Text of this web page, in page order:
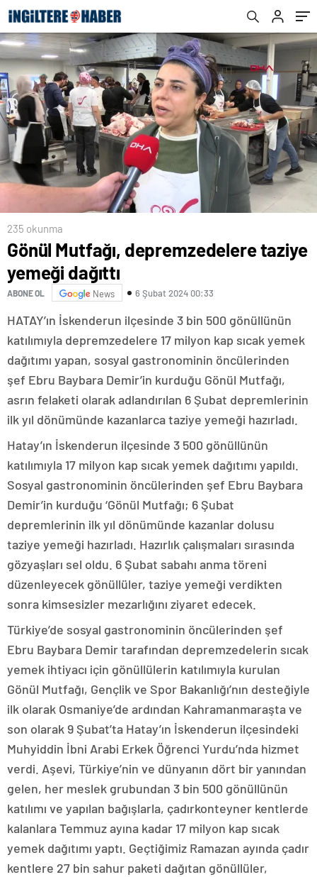
235 okunma
Gönül Mutfağı, depremzedelere taziye
yemeği dağıttı
ABONE OL News 6 Şubat 2024 00:33
HATAY’ın İskenderun ilçesinde 3 bin 500 gönüllünün
katılımıyla depremzedelere 17 milyon kap sıcak yemek
dağıtımı yapan, sosyal gastronominin öncülerinden
şef Ebru Baybara Demir’in kurduğu Gönül Mutfağı,
asrın felaketi olarak adlandırılan 6 Şubat depremlerinin
ilk yıl dönümünde kazanlarca taziye yemeği hazırladı.
Hatay’ın İskenderun ilçesinde 3 500 gönüllünün
katılımıyla 17 milyon kap sıcak yemek dağıtımı yapıldı.
Sosyal gastronominin öncülerinden şef Ebru Baybara
Demir’in kurduğu ‘Gönül Mutfağı; 6 Şubat
depremlerinin ilk yıl dönümünde kazanlar dolusu
taziye yemeği hazırladı. Hazırlık çalışmaları sırasında
gözyaşları sel oldu. 6 Şubat sabahı anma töreni
düzenleyecek gönüllüler, taziye yemeği verdikten
sonra kimsesizler mezarlığını ziyaret edecek.
Türkiye’de sosyal gastronominin öncülerinden şef
Ebru Baybara Demir tarafından depremzedelerin sıcak
yemek ihtiyacı için gönüllülerin katılımıyla kurulan
Gönül Mutfağı, Gençlik ve Spor Bakanlığı’nın desteğiyle
ilk olarak Osmaniye’de ardından Kahramanmaraşta ve
son olarak 9 Şubat’ta Hatay’ın İskenderun ilçesindeki
Muhyiddin İbni Arabi Erkek Öğrenci Yurdu’nda hizmet
verdi. Aşevi, Türkiye’nin ve dünyanın dört bir yanından
gelen, her meslek grubundan 3 bin 500 gönüllünün
katılımı ve yapılan bağışlarla, çadırkonteyner kentlerde
kalanlara Temmuz ayına kadar 17 milyon kap sıcak
yemek dağıtımı yaptı. Geçtiğimiz Ramazan ayında çadır
kentlere 27 bin sahur paketi dağıtan gönüllüler,